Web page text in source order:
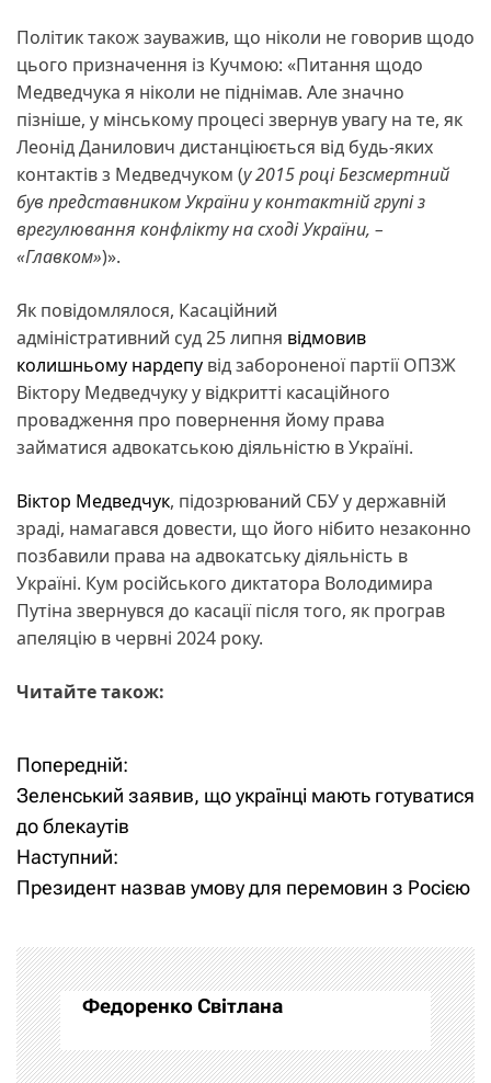
Політик також зауважив, що ніколи не говорив щодо
цього призначення із Кучмою: «Питання щодо
Медведчука я ніколи не піднімав. Але значно
пізніше, у мінському процесі звернув увагу на те, як
Леонід Данилович дистанціюється від будь-яких
контактів з Медведчуком (у 2015 році Безсмертний
був представником України у контактній групі з
врегулювання конфлікту на сході України, –
«Главком»)».
Як повідомлялося, Касаційний
адміністративний суд 25 липня відмовив
колишньому нардепу від забороненої партії ОПЗЖ
Віктору Медведчуку у відкритті касаційного
провадження про повернення йому права
займатися адвокатською діяльністю в Україні.
Віктор Медведчук, підозрюваний СБУ у державній
зраді, намагався довести, що його нібито незаконно
позбавили права на адвокатську діяльність в
Україні. Кум російського диктатора Володимира
Путіна звернувся до касації після того, як програв
апеляцію в червні 2024 року.
Читайте також:
Н
а
в
г
а
ц
Попередній:
Зеленський заявив, що українці мають готуватися
до блекаутів
Наступний:
Президент назвав умову для перемовин з Росією
Федоренко Світлана